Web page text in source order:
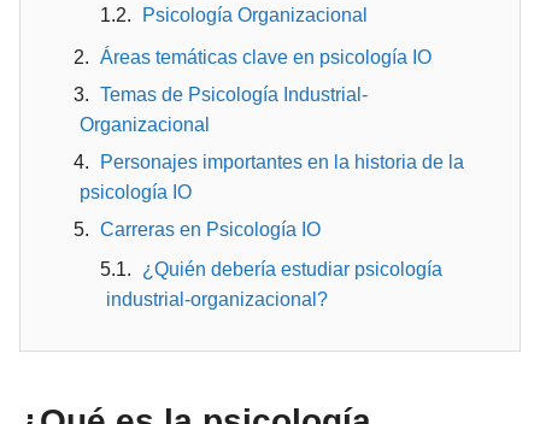
Psicología Organizacional
Áreas temáticas clave en psicología IO
Temas de Psicología Industrial-
Organizacional
Personajes importantes en la historia de la
psicología IO
Carreras en Psicología IO
¿Quién debería estudiar psicología
industrial-organizacional?